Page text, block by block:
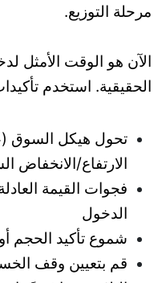
مرحلة التوزيع.
الآن هو الوقت الأمثل
الحقيقية. استخدم
تحول هيكل السوق
الارتفاع/الانخفاض
الدخول
شموع تأكيد الحجم
قم بتعيين وقف